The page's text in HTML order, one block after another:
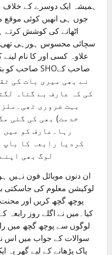
ہمیشہ ایک دوسرے کے
جوں ہی انھیں کوئی موقع
اٹھانے کی کوشش کرتے
سچائی محسوس ہورہی
علاوہ کسی اور کا نام لینے
کی کہ عارف بے گناہ
بہت ضروری
خدمت) بھی کی گئی
رہا۔عارف کو میں
کردیا رابعہ کا
لوگ بھی
ان دنوں موبائل فون
لوکیشن معلوم کی جاسکتی
پوچھ گچھ کریں اور
کیا۔میں نے اگلے روز
لوگوں سے پوچھ گچھ میں
سوالات کے جواب میں اس
پاک پڑھانے کے لیے گھر